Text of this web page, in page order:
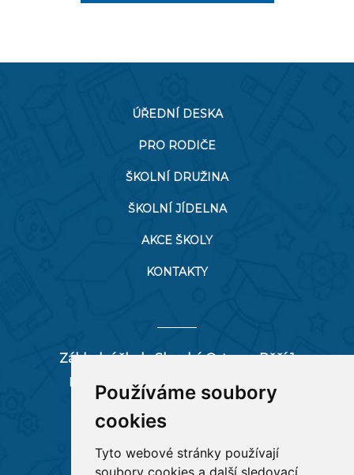
Používáme soubory
cookies
Tyto webové stránky používají
soubory cookies a další sledovací
ÚŘEDNÍ DESKA
PRO RODIČE
ŠKOLNÍ DRUŽINA
ŠKOLNÍ JÍDELNA
AKCE ŠKOLY
KONTAKTY
Základní škola Slezská Ostrava, Pěší 1
Pěší 66/1, 712 00 Ostrava-Muglinov
tel:596 244 880